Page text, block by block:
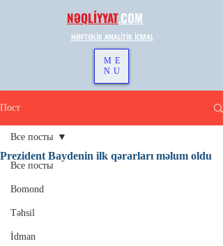
NƏQLİYYAT.COM
HƏFTƏLİK ANALİTİK İCMAL
ME
NU
Пост
Все посты
Bomond
Təhsil
İdman
Все посты
Prezident Baydenin ilk qərarları məlum oldu